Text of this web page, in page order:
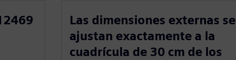
Las dimensiones externas se
ajustan exactamente a la
cuadrícula de 30 cm de los